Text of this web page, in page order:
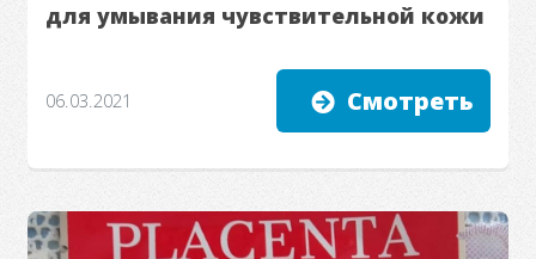
для умывания чувствительной кожи
06.03.2021 Смотреть